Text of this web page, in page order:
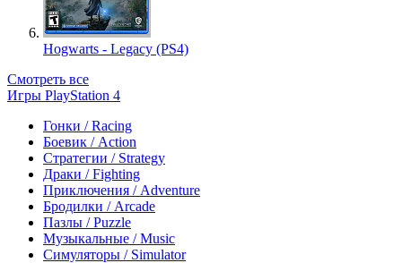
Hogwarts - Legacy (PS4)
Смотреть все
Игры PlayStation 4
Гонки / Racing
Боевик / Action
Стратегии / Strategy
Драки / Fighting
Приключения / Adventure
Бродилки / Arcade
Пазлы / Puzzle
Музыкальные / Music
Симуляторы / Simulator